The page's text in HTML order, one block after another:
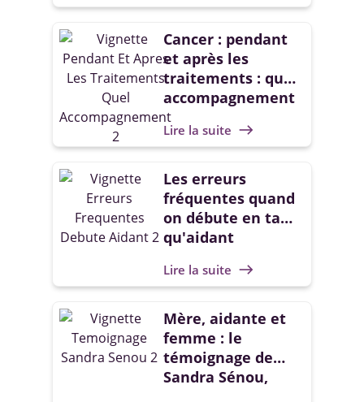
Cancer : pendant
et après les
traitements : quel
accompagnement
?
Lire la suite east
Les erreurs
fréquentes quand
on débute en tant
qu'aidant
Lire la suite east
Mère, aidante et
femme : le
témoignage de
Sandra Sénou,